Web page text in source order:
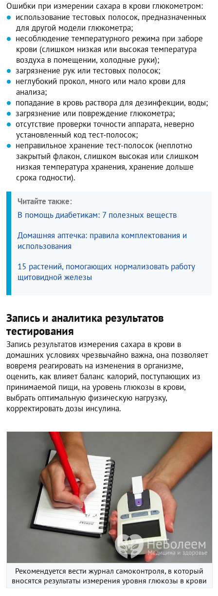
Ошибки при измерении сахара в крови глюкометром:
использование тестовых полосок, предназначенных
для другой модели глюкометра;
несоблюдение температурного режима при заборе
крови (слишком низкая или высокая температура
воздуха в помещении, холодные руки);
загрязнение рук или тестовых полосок;
неглубокий прокол, много или мало крови для
анализа;
попадание в кровь раствора для дезинфекции, воды;
загрязнение или повреждение глюкометра;
отсутствие проверки точности аппарата, неверно
установленный код тест-полосок;
неправильное хранение тест-полосок (неплотно
закрытый флакон, слишком высокая или слишком
низкая температура хранения, хранение дольше
срока годности).
Читайте также:
В помощь диабетикам: 7 полезных веществ
Домашняя аптечка: правила комплектования и
использования
15 растений, помогающих нормализовать работу
щитовидной железы
Запись и аналитика результатов
тестирования
Запись результатов измерения сахара в крови в
домашних условиях чрезвычайно важна, она позволяет
вовремя реагировать на изменения в организме,
оценить, как влияет баланс калорий, поступающих из
принимаемой пищи, на уровень глюкозы в крови,
выбрать оптимальную физическую нагрузку,
корректировать дозы инсулина.
Рекомендуется вести журнал самоконтроля, в который
вносятся результаты измерения уровня глюкозы в крови